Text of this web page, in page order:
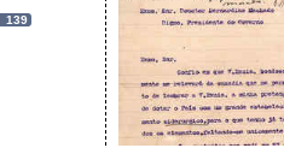
139